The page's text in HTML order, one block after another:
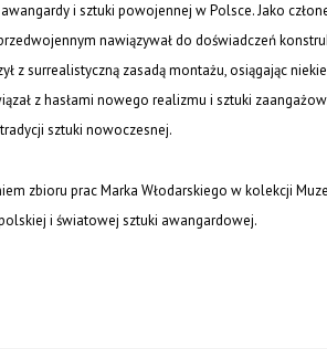
i sztuki powojennej w Polsce. Jako
nawiązywał do doświadczeń
z surrealistyczną zasadą montażu, osiągając
z hasłami nowego realizmu i sztuki
sztuki nowoczesnej.
zbioru prac Marka Włodarskiego w kolekcji
i światowej sztuki awangardowej.